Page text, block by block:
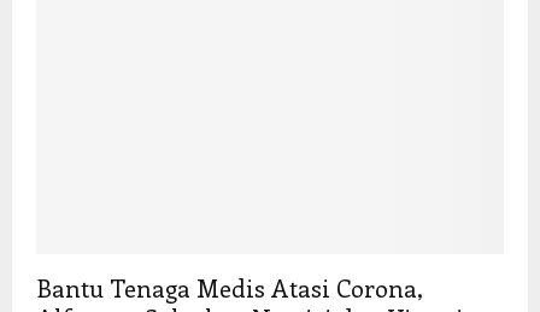
Bantu Tenaga Medis Atasi Corona,